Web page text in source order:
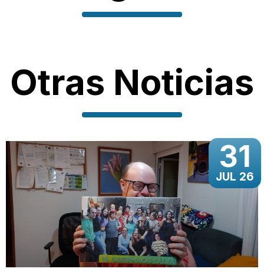
Otras Noticias
31
JUL 26